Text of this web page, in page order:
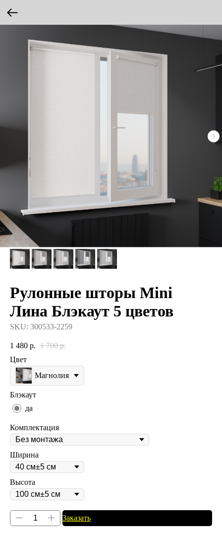
Рулонные шторы Mini
Лина Блэкаут 5 цветов
SKU: 300533-2259
1 480 р. 1 700 р.
Цвет
Магнолия
Блэкаут
да
Комплектация
Ширина
Высота
Заказать